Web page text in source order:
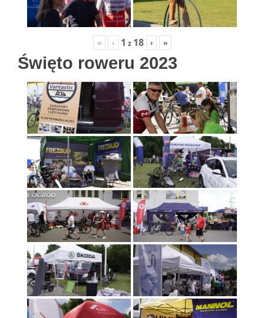
« ‹ 1 z 18 › »
Święto roweru 2023